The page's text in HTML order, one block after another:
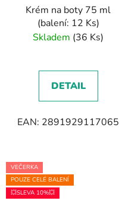
Krém na boty 75 ml
(balení: 12 Ks)
Skladem (36 Ks)
DETAIL
EAN: 2891929117065
VEČERKA
POUZE CELÉ BALENÍ
💥SLEVA 10%💥